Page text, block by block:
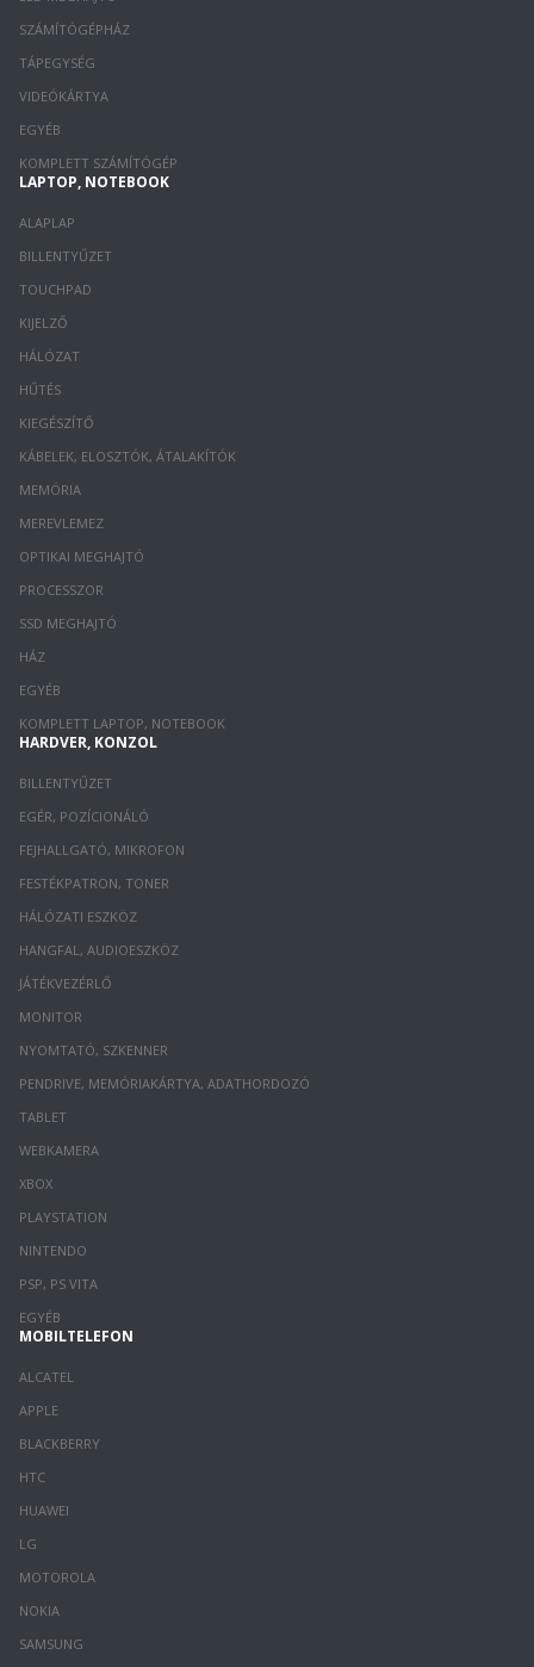
SZÁMÍTÓGÉPHÁZ
TÁPEGYSÉG
VIDEÓKÁRTYA
EGYÉB
KOMPLETT SZÁMÍTÓGÉP
LAPTOP, NOTEBOOK
ALAPLAP
BILLENTYŰZET
TOUCHPAD
KIJELZŐ
HÁLÓZAT
HŰTÉS
KIEGÉSZÍTŐ
KÁBELEK, ELOSZTÓK, ÁTALAKÍTÓK
MEMÓRIA
MEREVLEMEZ
OPTIKAI MEGHAJTÓ
PROCESSZOR
SSD MEGHAJTÓ
HÁZ
EGYÉB
KOMPLETT LAPTOP, NOTEBOOK
HARDVER, KONZOL
BILLENTYŰZET
EGÉR, POZÍCIONÁLÓ
FEJHALLGATÓ, MIKROFON
FESTÉKPATRON, TONER
HÁLÓZATI ESZKÖZ
HANGFAL, AUDIOESZKÖZ
JÁTÉKVEZÉRLŐ
MONITOR
NYOMTATÓ, SZKENNER
PENDRIVE, MEMÓRIAKÁRTYA, ADATHORDOZÓ
TABLET
WEBKAMERA
XBOX
PLAYSTATION
NINTENDO
PSP, PS VITA
EGYÉB
MOBILTELEFON
ALCATEL
APPLE
BLACKBERRY
HTC
HUAWEI
LG
MOTOROLA
NOKIA
SAMSUNG